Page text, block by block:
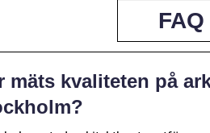
FAQ
mäts kvaliteten på